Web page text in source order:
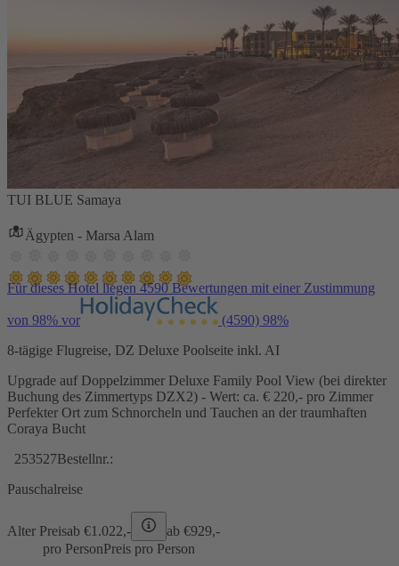
TUI BLUE Samaya
Ägypten - Marsa Alam
Für dieses Hotel liegen 4590 Bewertungen mit einer Zustimmung
von 98% vor (4590) 98%
8-tägige Flugreise, DZ Deluxe Poolseite inkl. AI
Upgrade auf Doppelzimmer Deluxe Family Pool View (bei direkter
Buchung des Zimmertyps DZX2) - Wert: ca. € 220,- pro Zimmer
Perfekter Ort zum Schnorcheln und Tauchen an der traumhaften
Coraya Bucht
253527Bestellnr.:
Pauschalreise
Alter Preisab €1.022,- ab €929,-
pro PersonPreis pro Person